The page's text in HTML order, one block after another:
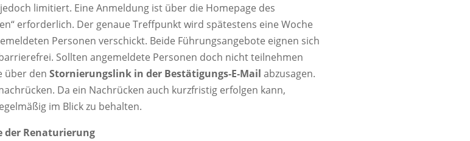
limitiert. Eine Anmeldung ist über die Homepage des
erforderlich. Der genaue Treffpunkt wird spätestens eine Woche
Personen verschickt. Beide Führungsangebote eignen sich
Sollten angemeldete Personen doch nicht teilnehmen
über den Stornierungslink in der Bestätigungs‑E‑Mail abzusagen.
Da ein Nachrücken auch kurzfristig erfolgen kann,
im Blick zu behalten.
der Renaturierung